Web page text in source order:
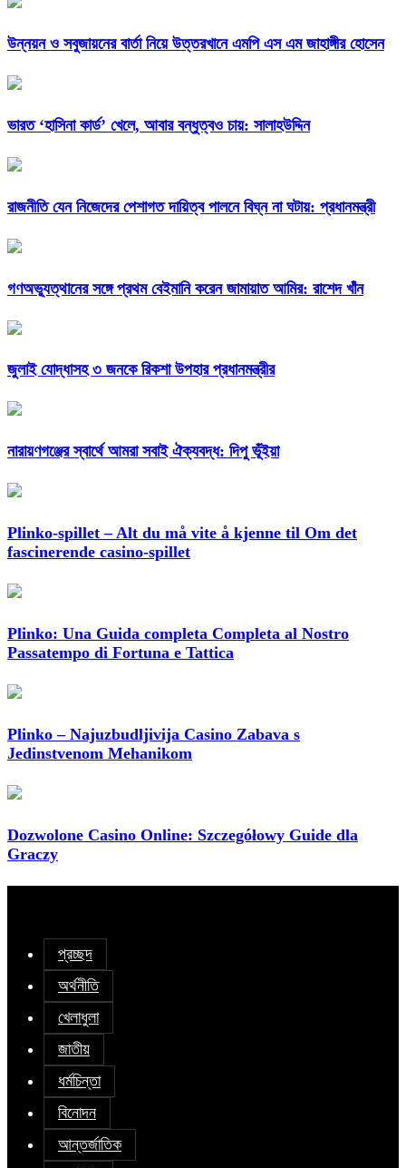
উন্নয়ন ও সবুজায়নের বার্তা নিয়ে উত্তরখানে এমপি এস এম জাহাঙ্গীর হোসেন
ভারত ‘হাসিনা কার্ড’ খেলে, আবার বন্ধুত্বও চায়: সালাহউদ্দিন
রাজনীতি যেন নিজেদের পেশাগত দায়িত্ব পালনে বিঘ্ন না ঘটায়: প্রধানমন্ত্রী
গণঅভ্যুত্থানের সঙ্গে প্রথম বেইমানি করেন জামায়াত আমির: রাশেদ খাঁন
জুলাই যোদ্ধাসহ ৩ জনকে রিকশা উপহার প্রধানমন্ত্রীর
নারায়ণগঞ্জের স্বার্থে আমরা সবাই ঐক্যবদ্ধ: দিপু ভূঁইয়া
Plinko-spillet – Alt du må vite å kjenne til Om det
fascinerende casino-spillet
Plinko: Una Guida completa Completa al Nostro
Passatempo di Fortuna e Tattica
Plinko – Najuzbudljivija Casino Zabava s
Jedinstvenom Mehanikom
Dozwolone Casino Online: Szczegółowy Guide dla
Graczy
প্রচ্ছদ
অর্থনীতি
খেলাধুলা
জাতীয়
ধর্মচিন্তা
বিনোদন
আন্তর্জাতিক